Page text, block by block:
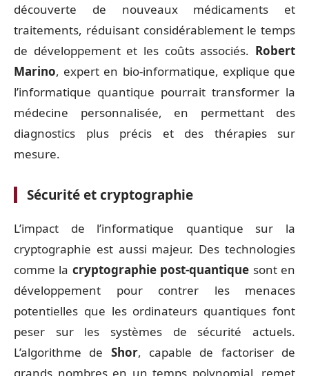
découverte de nouveaux médicaments et
traitements, réduisant considérablement le temps
de développement et les coûts associés. Robert
Marino, expert en bio-informatique, explique que
l’informatique quantique pourrait transformer la
médecine personnalisée, en permettant des
diagnostics plus précis et des thérapies sur
mesure.
Sécurité et cryptographie
L’impact de l’informatique quantique sur la
cryptographie est aussi majeur. Des technologies
comme la cryptographie post-quantique sont en
développement pour contrer les menaces
potentielles que les ordinateurs quantiques font
peser sur les systèmes de sécurité actuels.
L’algorithme de Shor, capable de factoriser de